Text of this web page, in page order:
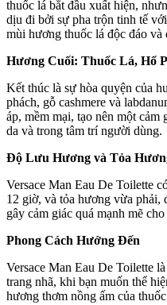
thuốc lá bắt đầu xuất hiện,
dịu đi bởi sự pha trộn tinh tế
mùi hương thuốc lá độc đáo và
Hương Cuối: Thuốc Lá, Hổ
Kết thúc là sự hòa quyện của
phách, gỗ cashmere và
áp, mềm mại, tạo nên một
da và trong tâm trí người dùng.
Độ Lưu Hương và Tỏa
Versace Man Eau De Toilette
12 giờ, và tỏa hương vừa phải,
gây cảm giác quá mạnh mẽ
Phong Cách Hướng Đến
Versace Man Eau De Toilette
trang nhã, khi bạn muốn thể
hương thơm nồng ấm của